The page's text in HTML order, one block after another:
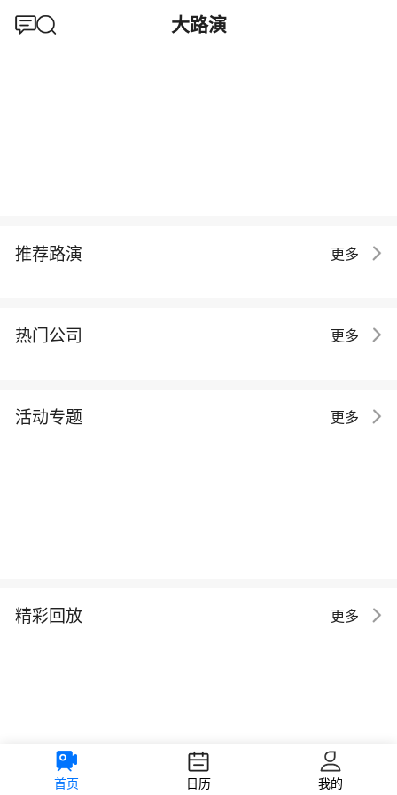
大路演
推荐路演 更多
热门公司 更多
活动专题 更多
精彩回放 更多
首页 日历 我的